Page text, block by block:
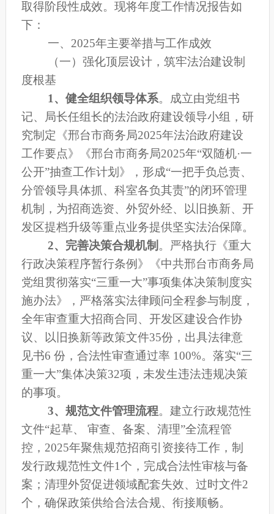
取得阶段性成效。现将年度工作情况报告如
下：
一、 2025年主要举措与工作成效
（一）强化顶层设计，筑牢法治建设制
度根基
1、 健全组织领导体系。 成立由党组书
记、局长任组长的法治政府建设领导小组， 研
究制定《邢台市商务局2025年法治政府建设
工作要点》 《邢台市商务局2025年“双随机·一
公开”抽查工作计划》，形成“一把手负总责、
分管领导具体抓、科室各负其责”的闭环管理
机制，为招商选资、 外贸外经、以旧换新、 开
发区提档升级等重点业务提供坚实法治保障。
2、 完善决策合规机制 。 严格执行《重大
行政决策程序暂行条例》
《中共邢台市商务局
党组贯彻落实“三重一大”事项集体决策制度实
施办法》 ， 严格落实法律顾问全程参与制度，
全年审查重大招商合同、开发区建设合作协
议、
以旧换新等政策文件35份 ，出具法律意
见书6 份 ，合法性审查通过率 100%。落实“三
重一大”集体决策32项 ， 未发生违法违规决策
的事项。
3、 规范文件管理流程。 建立行政规范性
文件“起草、 审查、 备案、 清理”全流程管
控， 2025年聚焦规范招商引资接待工作，制
发行政规范性文件1个 ，完成合法性审核与备
案；清理外贸促进领域配套失效、过时文件2
个 ，确保政策供给合法合规、衔接顺畅。